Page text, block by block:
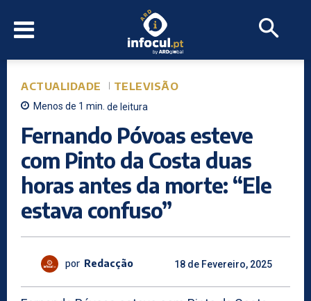
ACTUALIDADE TELEVISÃO
Menos de 1 min. de leitura
Fernando Póvoas esteve
com Pinto da Costa duas
horas antes da morte: “Ele
estava confuso”
por Redacção 18 de Fevereiro, 2025